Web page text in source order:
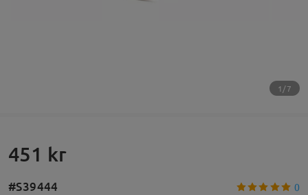
1/7
451 kr
#S39444 0